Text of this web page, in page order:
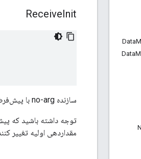
Data
Data
ReceiveInit
سازنده no-arg با پیش‌فرض‌های پیام
مقداردهی اولیه تغییر